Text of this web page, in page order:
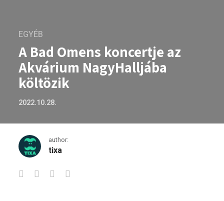
EGYÉB
A Bad Omens koncertje az
Akvárium NagyHalljába
költözik
2022.10.28.
author:
tixa